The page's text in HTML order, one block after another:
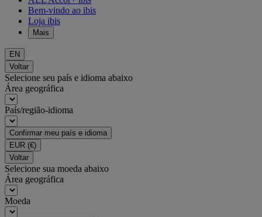
Bem-vindo ao ibis
Loja ibis
Mais
EN
Voltar
Selecione seu país e idioma abaixo
Área geográfica
País/região-idioma
Confirmar meu país e idioma
EUR (€)
Voltar
Selecione sua moeda abaixo
Área geográfica
Moeda